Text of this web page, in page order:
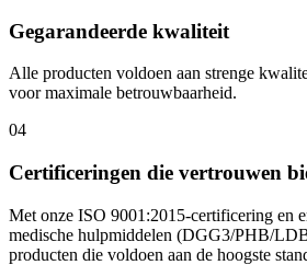
Gegarandeerde kwaliteit
Alle producten voldoen aan strenge
voor maximale betrouwbaarheid.
04
Certificeringen die vertrouwen
Met onze ISO 9001:2015-certificering en
medische hulpmiddelen (DGG3/PHB/
producten die voldoen aan de hoogste